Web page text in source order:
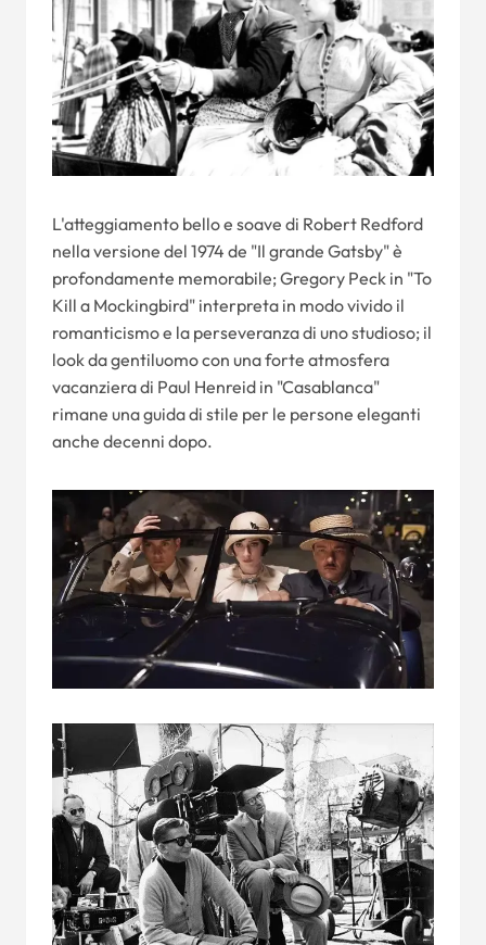
L'atteggiamento bello e soave di Robert Redford
nella versione del 1974 de "Il grande Gatsby" è
profondamente memorabile; Gregory Peck in "To
Kill a Mockingbird" interpreta in modo vivido il
romanticismo e la perseveranza di uno studioso; il
look da gentiluomo con una forte atmosfera
vacanziera di Paul Henreid in "Casablanca"
rimane una guida di stile per le persone eleganti
anche decenni dopo.